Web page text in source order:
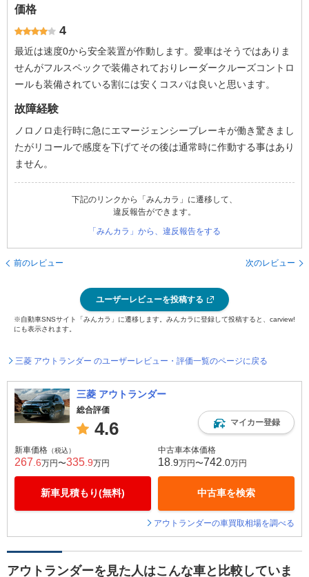
価格
4
最近は速度0から安全装置が作動します。愛車はそうではありま
せんがフルスペックで装備されておりレーダークルーズコントロ
ールも装備されている割には安くコスパは良いと思います。
故障経験
ノロノロ走行時に急にエマージェンシーブレーキが働き驚きまし
たがリコールで感度を下げてその後は通常時に作動する事はあり
ません。
下記のリンクから「みんカラ」に遷移して、
違反報告ができます。
「みんカラ」から、違反報告をする
前のレビュー 次のレビュー
ユーザーレビューを投稿する
※自動車SNSサイト「みんカラ」に遷移します。みんカラに登録して投稿すると、carview!
にも表示されます。
三菱 アウトランダー のユーザーレビュー・評価一覧のページに戻る
三菱 アウトランダー
総合評価
4.6 マイカー登録
新車価格 （税込）
267 .6万円〜335 .9万円
新車見積もり(無料)
中古車本体価格
18 .9万円〜742 .0万円
中古車を検索
アウトランダーの車買取相場を調べる
アウトランダーを見た人はこんな車と比較していま